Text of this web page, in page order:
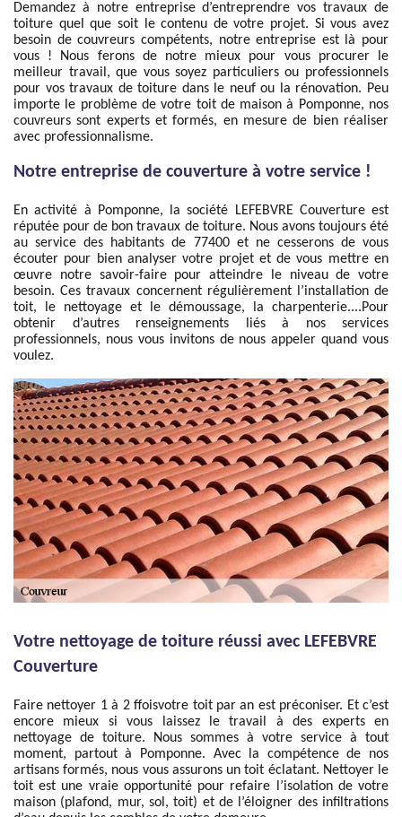
Demandez à notre entreprise d’entreprendre vos travaux de
toiture quel que soit le contenu de votre projet. Si vous avez
besoin de couvreurs compétents, notre entreprise est là pour
vous ! Nous ferons de notre mieux pour vous procurer le
meilleur travail, que vous soyez particuliers ou professionnels
pour vos travaux de toiture dans le neuf ou la rénovation. Peu
importe le problème de votre toit de maison à Pomponne, nos
couvreurs sont experts et formés, en mesure de bien réaliser
avec professionnalisme.
Notre entreprise de couverture à votre service !
En activité à Pomponne, la société LEFEBVRE Couverture est
réputée pour de bon travaux de toiture. Nous avons toujours été
au service des habitants de 77400 et ne cesserons de vous
écouter pour bien analyser votre projet et de vous mettre en
œuvre notre savoir-faire pour atteindre le niveau de votre
besoin. Ces travaux concernent régulièrement l’installation de
toit, le nettoyage et le démoussage, la charpenterie....Pour
obtenir d’autres renseignements liés à nos services
professionnels, nous vous invitons de nous appeler quand vous
voulez.
Votre nettoyage de toiture réussi avec LEFEBVRE
Couverture
Faire nettoyer 1 à 2 ffoisvotre toit par an est préconiser. Et c’est
encore mieux si vous laissez le travail à des experts en
nettoyage de toiture. Nous sommes à votre service à tout
moment, partout à Pomponne. Avec la compétence de nos
artisans formés, nous vous assurons un toit éclatant. Nettoyer le
toit est une vraie opportunité pour refaire l’isolation de votre
maison (plafond, mur, sol, toit) et de l’éloigner des infiltrations